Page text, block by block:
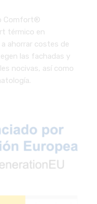
Comfort®
térmico en
ahorrar costes de
las fachadas y
nocivas, así como